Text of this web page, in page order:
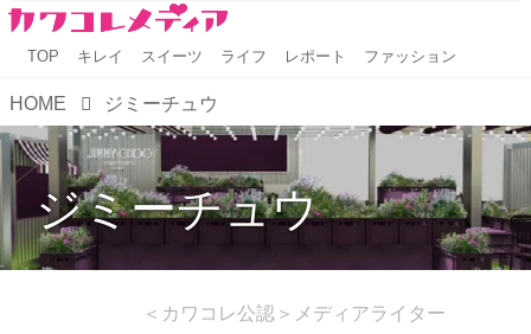
TOP キレイ スイーツ ライフ レポート ファッション
HOME ジミーチュウ
ジミーチュウ
＜カワコレ公認＞メディアライター